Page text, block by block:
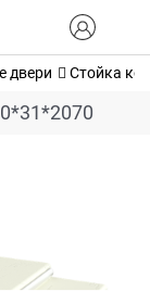
двери Стойка